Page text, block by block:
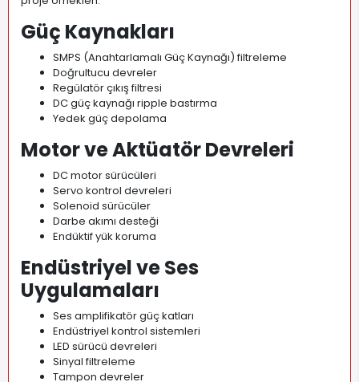
Güç Kaynakları
SMPS (Anahtarlamalı Güç Kaynağı) filtreleme
Doğrultucu devreler
Regülatör çıkış filtresi
DC güç kaynağı ripple bastırma
Yedek güç depolama
Motor ve Aktüatör Devreleri
DC motor sürücüleri
Servo kontrol devreleri
Solenoid sürücüler
Darbe akımı desteği
Endüktif yük koruma
Endüstriyel ve Ses
Uygulamaları
Ses amplifikatör güç katları
Endüstriyel kontrol sistemleri
LED sürücü devreleri
Sinyal filtreleme
Tampon devreler